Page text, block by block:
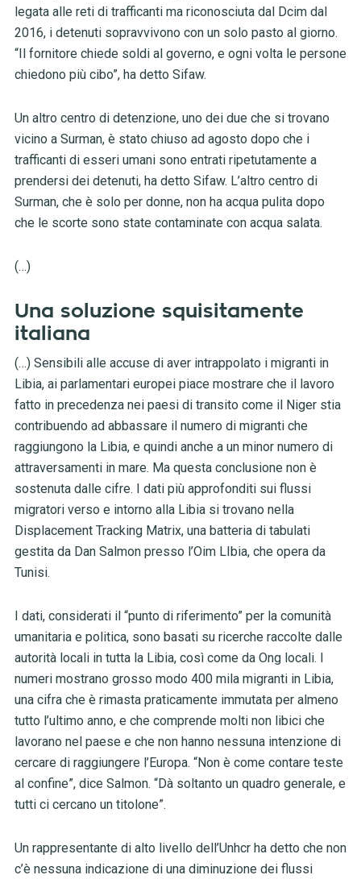
legata alle reti di trafficanti ma riconosciuta dal Dcim dal
2016, i detenuti sopravvivono con un solo pasto al giorno.
“Il fornitore chiede soldi al governo, e ogni volta le persone
chiedono più cibo”, ha detto Sifaw.
Un altro centro di detenzione, uno dei due che si trovano
vicino a Surman, è stato chiuso ad agosto dopo che i
trafficanti di esseri umani sono entrati ripetutamente a
prendersi dei detenuti, ha detto Sifaw. L’altro centro di
Surman, che è solo per donne, non ha acqua pulita dopo
che le scorte sono state contaminate con acqua salata.
(…)
Una soluzione squisitamente
italiana
(…) Sensibili alle accuse di aver intrappolato i migranti in
Libia, ai parlamentari europei piace mostrare che il lavoro
fatto in precedenza nei paesi di transito come il Niger stia
contribuendo ad abbassare il numero di migranti che
raggiungono la Libia, e quindi anche a un minor numero di
attraversamenti in mare. Ma questa conclusione non è
sostenuta dalle cifre. I dati più approfonditi sui flussi
migratori verso e intorno alla Libia si trovano nella
Displacement Tracking Matrix, una batteria di tabulati
gestita da Dan Salmon presso l’Oim LIbia, che opera da
Tunisi.
I dati, considerati il “punto di riferimento” per la comunità
umanitaria e politica, sono basati su ricerche raccolte dalle
autorità locali in tutta la Libia, così come da Ong locali. I
numeri mostrano grosso modo 400 mila migranti in Libia,
una cifra che è rimasta praticamente immutata per almeno
tutto l’ultimo anno, e che comprende molti non libici che
lavorano nel paese e che non hanno nessuna intenzione di
cercare di raggiungere l’Europa. “Non è come contare teste
al confine”, dice Salmon. “Dà soltanto un quadro generale, e
tutti ci cercano un titolone”.
Un rappresentante di alto livello dell’Unhcr ha detto che non
c’è nessuna indicazione di una diminuzione dei flussi